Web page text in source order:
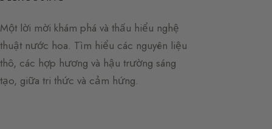
Một lời mời khám phá và thấu hiểu nghệ
thuật nước hoa. Tìm hiểu các nguyên liệu
thô, các hợp hương và hậu trường sáng
tạo, giữa tri thức và cảm hứng.